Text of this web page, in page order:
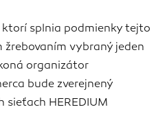
ktorí splnia podmienky tejto
vybraný jeden
organizátor
bude zverejnený
sieťach HEREDIUM